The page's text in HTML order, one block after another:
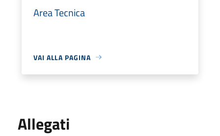
Area Tecnica
VAI ALLA PAGINA
Allegati